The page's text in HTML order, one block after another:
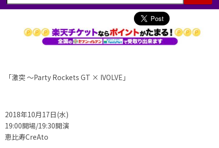
「激突 〜Party Rockets GT × IVOLVE」
2018年10月17日(水)
19:00開場/19:30開演
恵比寿CreAto